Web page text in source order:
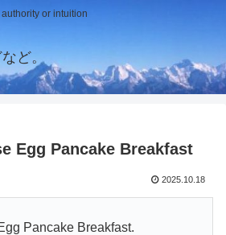
or intuition
ど。
Egg Pancake Breakfast
2025.10.18
Pancake Breakfast.